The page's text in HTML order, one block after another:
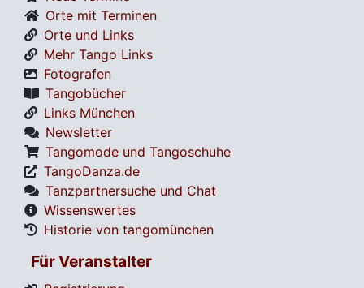
Orte mit Terminen
Orte und Links
Mehr Tango Links
Fotografen
Tangobücher
Links München
Newsletter
Tangomode und Tangoschuhe
TangoDanza.de
Tanzpartnersuche und Chat
Wissenswertes
Historie von tangomünchen
Für Veranstalter